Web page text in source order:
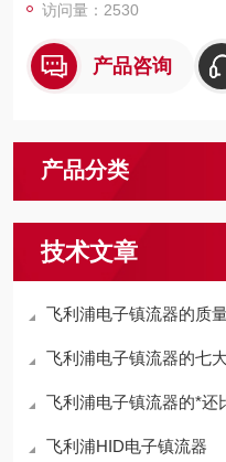
访问量：2530
产品咨询
产品分类
技术文章
飞利浦电子镇流器的质
飞利浦电子镇流器的七
飞利浦电子镇流器的*还
飞利浦HID电子镇流器